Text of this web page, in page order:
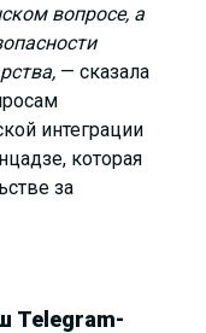
вопросе, а
— сказала
интеграции
которая
за
Telegram-